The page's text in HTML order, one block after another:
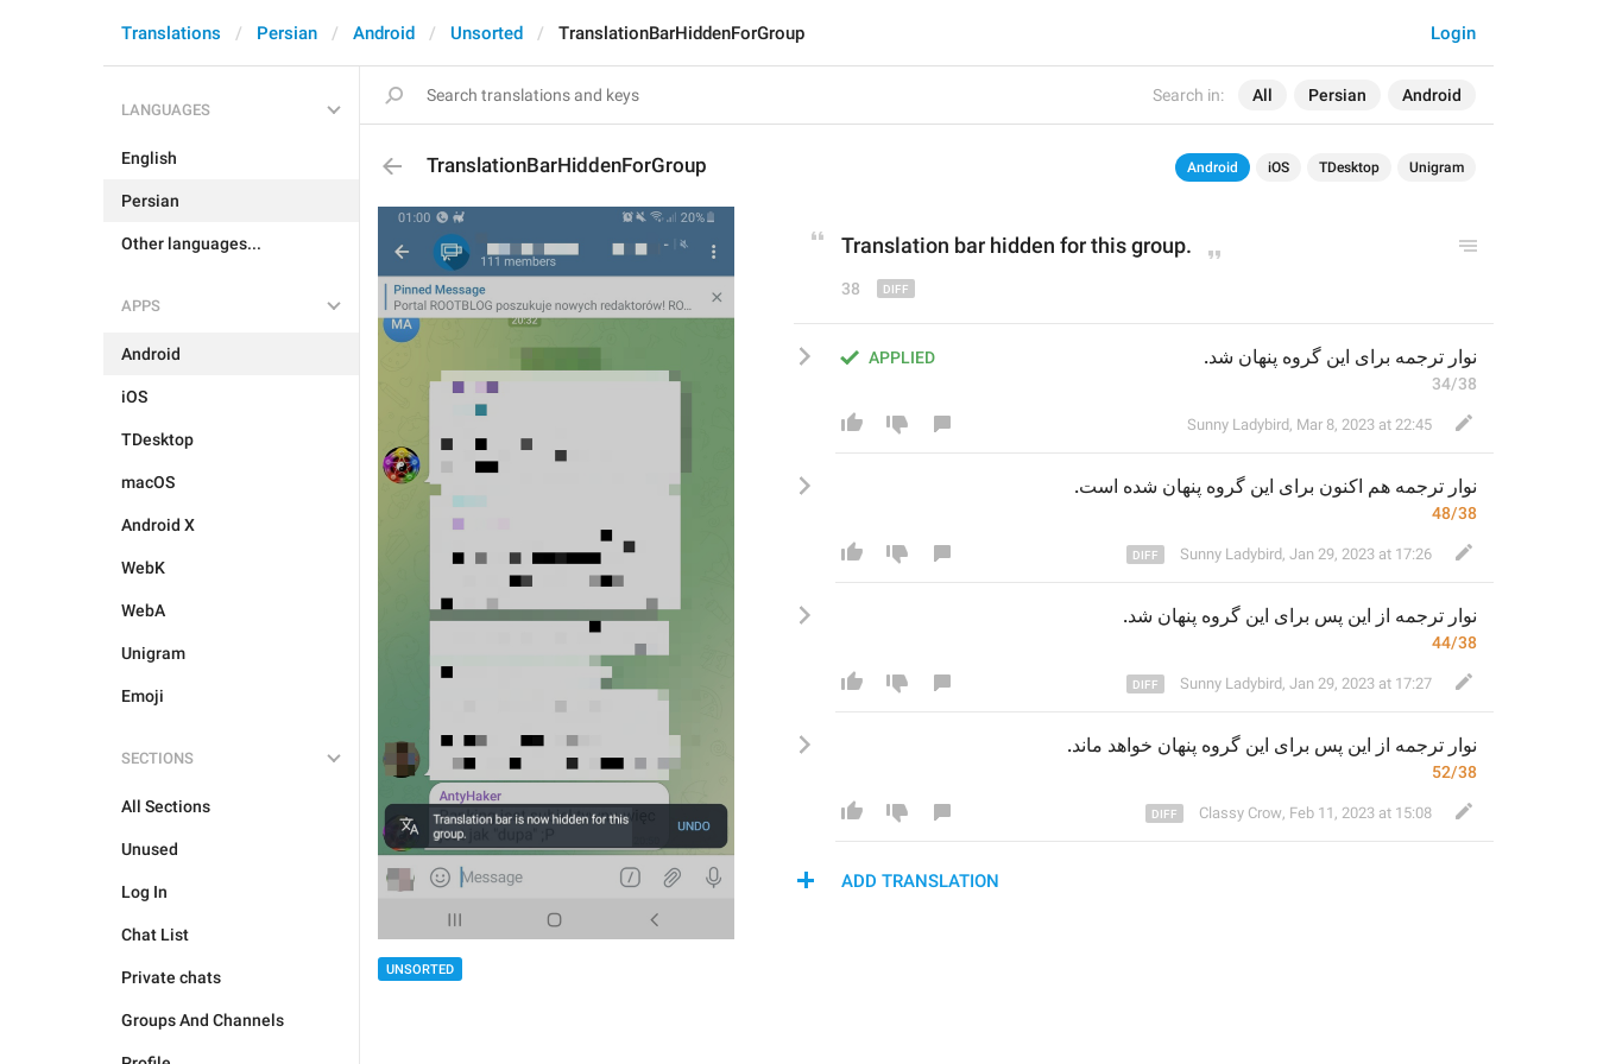
Search in: All Persian Android
Login
Translations Persian Android Unsorted TranslationBarHiddenForGroup
LANGUAGES
English
Persian
Other languages...
APPS
Android
iOS
TDesktop
macOS
Android X
WebK
WebA
Unigram
Emoji
SECTIONS
All Sections
Unused
Log In
Chat List
Private chats
Groups And Channels
TranslationBarHiddenForGroup Android iOS TDesktop Unigram
UNSORTED
Translation bar hidden for this group.
38
APPLIED نوار ترجمه برای این گروه پنهان شد.
34/38
Sunny Ladybird, Mar 8, 2023 at 22:45
نوار ترجمه هم اکنون برای این گروه پنهان شده است.
48/38
Sunny Ladybird, Jan 29, 2023 at 17:26
نوار ترجمه از این پس برای این گروه پنهان شد.
44/38
Sunny Ladybird, Jan 29, 2023 at 17:27
نوار ترجمه از این پس برای این گروه پنهان خواهد ماند.
52/38
Classy Crow, Feb 11, 2023 at 15:08
ADD TRANSLATION